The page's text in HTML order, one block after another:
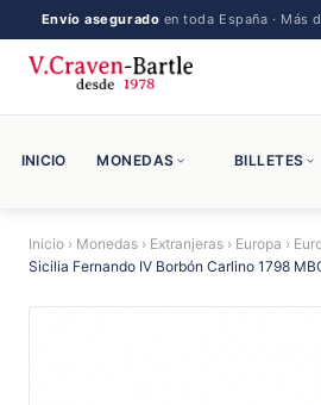
Envío asegurado en toda España · Más
INICIO MONEDAS BILLETES
Inicio › Monedas › Extranjeras › Europa ›
Sicilia Fernando IV Borbón Carlino 1798